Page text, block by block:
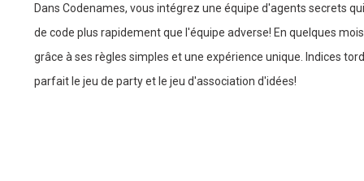
Dans Codenames, vous intégrez une équipe d'agents secrets
de code plus rapidement que l'équipe adverse! En quelques
grâce à ses règles simples et une expérience unique. Indices
parfait le jeu de party et le jeu d'association d'idées!